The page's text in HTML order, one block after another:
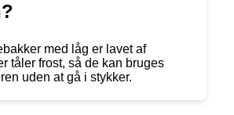
med låg er lavet af
tåler frost, så de kan bruges
uden at gå i stykker.